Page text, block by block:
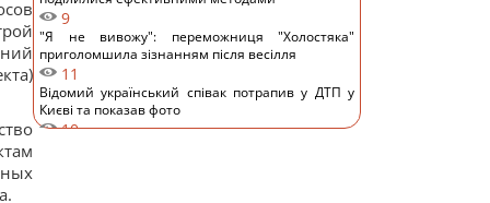
9
"Я не вивожу": переможниця "Холостяка"
приголомшила зізнанням після весілля
11
Відомий український співак потрапив у ДТП у
Києві та показав фото
10